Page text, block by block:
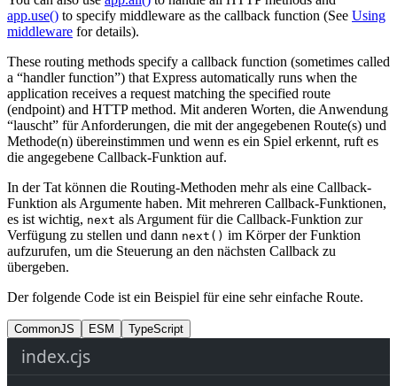
app.use() to specify middleware as the callback function (See Using
middleware for details).
These routing methods specify a callback function (sometimes called
a “handler function”) that Express automatically runs when the
application receives a request matching the specified route
(endpoint) and HTTP method. Mit anderen Worten, die Anwendung
“lauscht” für Anforderungen, die mit der angegebenen Route(s) und
Methode(n) übereinstimmen und wenn es ein Spiel erkennt, ruft es
die angegebene Callback-Funktion auf.
In der Tat können die Routing-Methoden mehr als eine Callback-
Funktion als Argumente haben. Mit mehreren Callback-Funktionen,
es ist wichtig, next als Argument für die Callback-Funktion zur
Verfügung zu stellen und dann next() im Körper der Funktion
aufzurufen, um die Steuerung an den nächsten Callback zu
übergeben.
Der folgende Code ist ein Beispiel für eine sehr einfache Route.
CommonJS ESM TypeScript
index.cjs